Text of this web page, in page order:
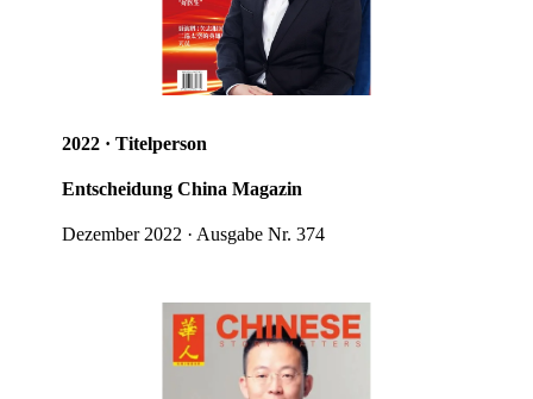
2022 · Titelperson
Entscheidung China Magazin
Dezember 2022 · Ausgabe Nr. 374